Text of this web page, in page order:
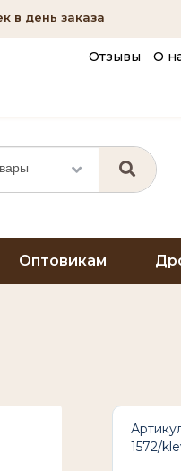
в день заказа
Отзывы О
Оптовикам
1572/